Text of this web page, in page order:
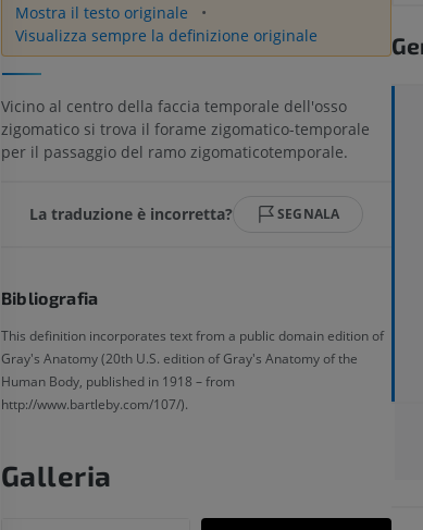
Mostra il testo originale
Visualizza sempre la definizione originale
Vicino al centro della faccia temporale dell'osso
zigomatico si trova il forame zigomatico-temporale
per il passaggio del ramo zigomaticotemporale.
La traduzione è incorretta? SEGNALA
Bibliografia
This definition incorporates text from a public domain edition of
Gray's Anatomy (20th U.S. edition of Gray's Anatomy of the
Human Body, published in 1918 – from
http://www.bartleby.com/107/).
Galleria